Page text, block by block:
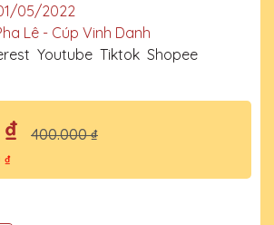
05/2022
Lê - Cúp Vinh Danh
Youtube Tiktok Shopee
400.000 ₫
₫